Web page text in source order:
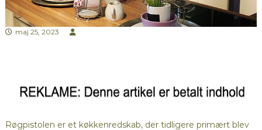
maj 25, 2023
Røgpistolen er et køkkenredskab, der tidligere primært blev